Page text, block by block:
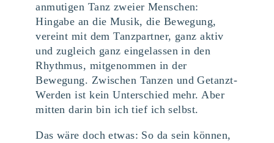
anmutigen Tanz zweier Menschen:
Hingabe an die Musik, die Bewegung,
vereint mit dem Tanzpartner, ganz aktiv
und zugleich ganz eingelassen in den
Rhythmus, mitgenommen in der
Bewegung. Zwischen Tanzen und Getanzt-
Werden ist kein Unterschied mehr. Aber
mitten darin bin ich tief ich selbst.
Das wäre doch etwas: So da sein können,